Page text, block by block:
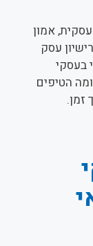
אמון
עסק
בעסקי
הטיפים
זמן.